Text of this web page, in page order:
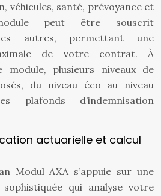
véhicules, santé, prévoyance et
peut être souscrit
autres, permettant une
de votre contrat. À
module, plusieurs niveaux de
du niveau éco au niveau
plafonds d’indemnisation
actuarielle et calcul
Modul AXA s’appuie sur une
qui analyse votre